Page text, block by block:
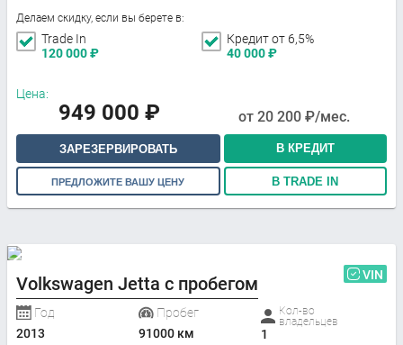
Делаем скидку, если вы берете в:
Trade In
120 000₽
Кредит от 6,5%
40 000₽
Цена:
949 000 ₽ от 20 200 ₽/мес.
ЗАРЕЗЕРВИРОВАТЬ В КРЕДИТ
ПРЕДЛОЖИТЕ ВАШУ ЦЕНУ В TRADE IN
Volkswagen Jetta с пробегом VIN
Год
2013
Пробег
91000 км
Кол-во
владельцев
1